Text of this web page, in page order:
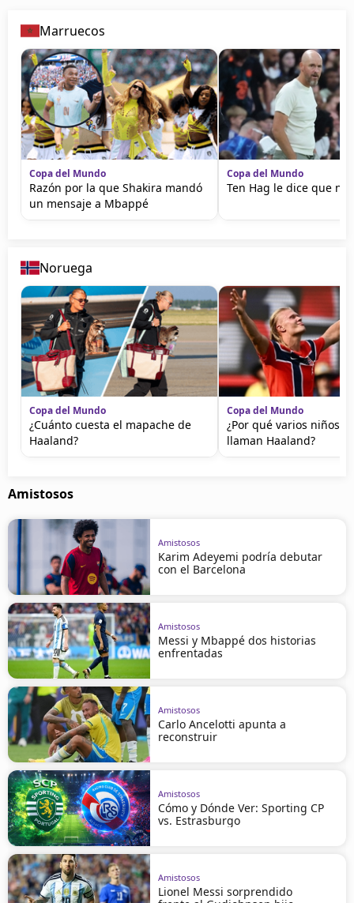
Marruecos
Copa del Mundo
Razón por la que Shakira mandó
un mensaje a Mbappé
Copa del Mundo
Ten Hag le dice que no
Noruega
Copa del Mundo
¿Cuánto cuesta el mapache de
Haaland?
Copa del Mundo
¿Por qué varios niños
llaman Haaland?
Amistosos
Amistosos
Karim Adeyemi podría debutar
con el Barcelona
Amistosos
Messi y Mbappé dos historias
enfrentadas
Amistosos
Carlo Ancelotti apunta a
reconstruir
Amistosos
Cómo y Dónde Ver: Sporting CP
vs. Estrasburgo
Amistosos
Lionel Messi sorprendido